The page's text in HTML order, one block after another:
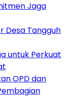
Jaga
Desa Tangguh
untuk Perkuat
OPD dan